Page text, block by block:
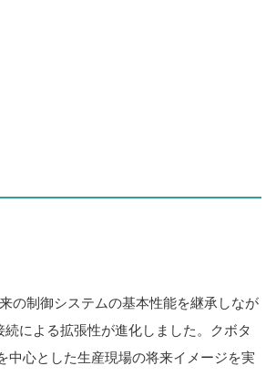
の制御システムの基本性能を継承しなが
続による拡張性が進化しました。クボタ
中心とした生産現場の将来イメージを実